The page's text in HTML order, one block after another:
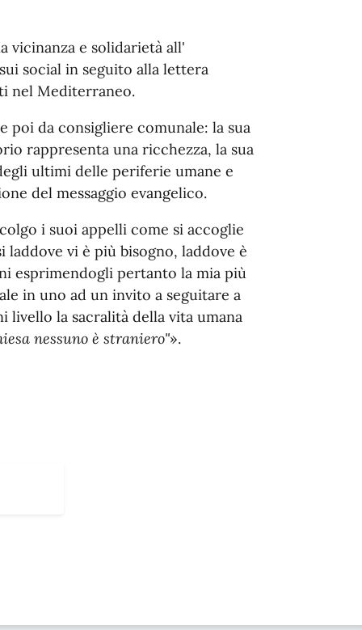
vicinanza e solidarietà all'
social in seguito alla lettera
nel Mediterraneo.
poi da consigliere comunale: la sua
rappresenta una ricchezza, la sua
ultimi delle periferie umane e
del messaggio evangelico.
i suoi appelli come si accoglie
vi è più bisogno, laddove è
esprimendogli pertanto la mia più
in uno ad un invito a seguitare a
la sacralità della vita umana
nessuno è straniero"».